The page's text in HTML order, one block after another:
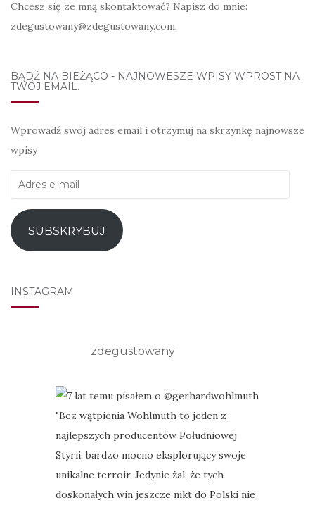
Chcesz się ze mną skontaktować? Napisz do mnie:
zdegustowany@zdegustowany.com.
BĄDŹ NA BIEŻĄCO - NAJNOWESZE WPISY WPROST NA
TWÓJ EMAIL.
Wprowadź swój adres email i otrzymuj na skrzynkę najnowsze
wpisy
Adres
mail
SUBSKRYBUJ
INSTAGRAM
zdegustowany